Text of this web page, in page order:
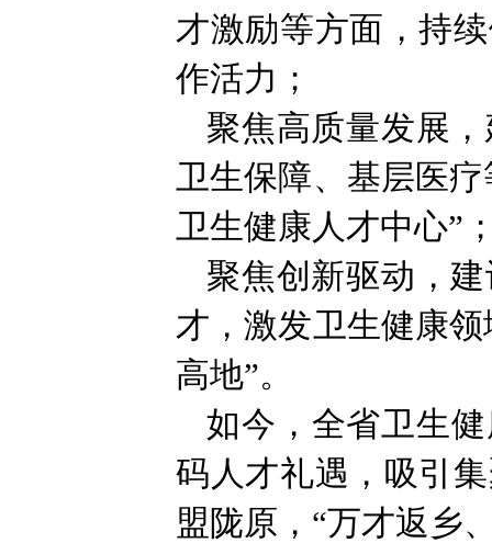
才激励等方面，持
作活力；
聚焦高质量发展
卫生保障、基层医
卫生健康人才中心”
聚焦创新驱动，
才，激发卫生健康
高地”。
如今，全省卫生
码人才礼遇，吸引
盟陇原，“万才返乡